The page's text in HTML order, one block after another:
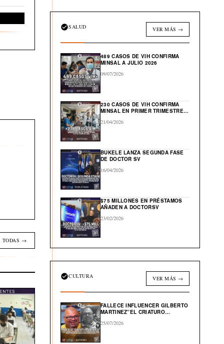
TODAS →
SALUD VER MÁS →
489 CASOS DE VIH CONFIRMA
MINSAL A JULIO 2026
09/07/2026
230 CASOS DE VIH CONFIRMA
MINSAL EN PRIMER TRIMESTRE
21/04/2026
BUKELE LANZA SEGUNDA FASE
DE DOCTOR SV
16/04/2026
$75 MILLONES EN PRÉSTAMOS
AÑADEN A DOCTORSV
23/02/2026
CULTURA VER MÁS →
FALLECE INFLUENCER GILBERTO
MARTINEZ”EL CRIATURO
25/07/2026